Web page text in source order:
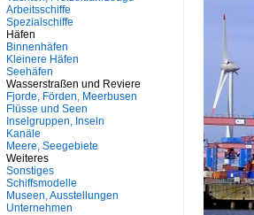
Arbeitsschiffe
Spezialschiffe
Häfen
Binnenhäfen
Kleinere Häfen
Seehäfen
Wasserstraßen und Reviere
Fjorde, Förden, Meerbusen
Flüsse und Seen
Inselgruppen, Inseln
Kanäle
Meere, Seegebiete
Weiteres
Sonstiges
Schiffsmodelle
Museen, Ausstellungen
Unternehmen